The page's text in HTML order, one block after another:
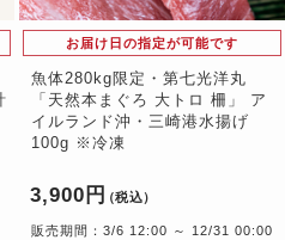
お届け日の指定が可能です
魚体280kg限定・第七光洋丸
「天然本まぐろ 大トロ 柵」 ア
イルランド沖・三崎港水揚げ
100g ※冷凍
3,900円 （税込）
販売期間：3/6 12:00 ～ 12/31 00:00